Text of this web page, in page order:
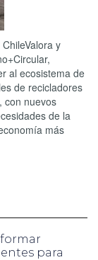
y
al ecosistema de
de recicladores
con nuevos
de la
más
para